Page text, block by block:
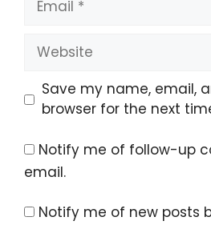
Website
Save my name, email,
browser for the next
Notify me of follow-up
email.
Notify me of new posts